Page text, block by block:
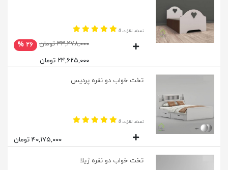
تعداد نظرات 0
۳۳,۲۷۸,۰۰۰ تومان
۲۶ %
۲۴,۶۲۵,۰۰۰ تومان
تخت خواب دو نفره پردیس
تعداد نظرات 0
۴۰,۱۷۵,۰۰۰ تومان
تخت خواب دو نفره ژیلا